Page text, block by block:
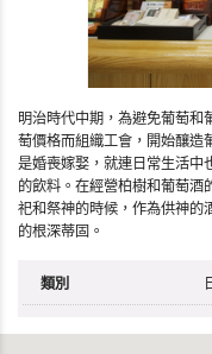
明治時代中期，為避免葡萄和
萄價格而組織工會，開始釀造
是婚喪嫁娶，就連日常生活中
的飲料。在經營柏樹和葡萄酒
祀和祭神的時候，作為供神的
的根深蒂固。
類別